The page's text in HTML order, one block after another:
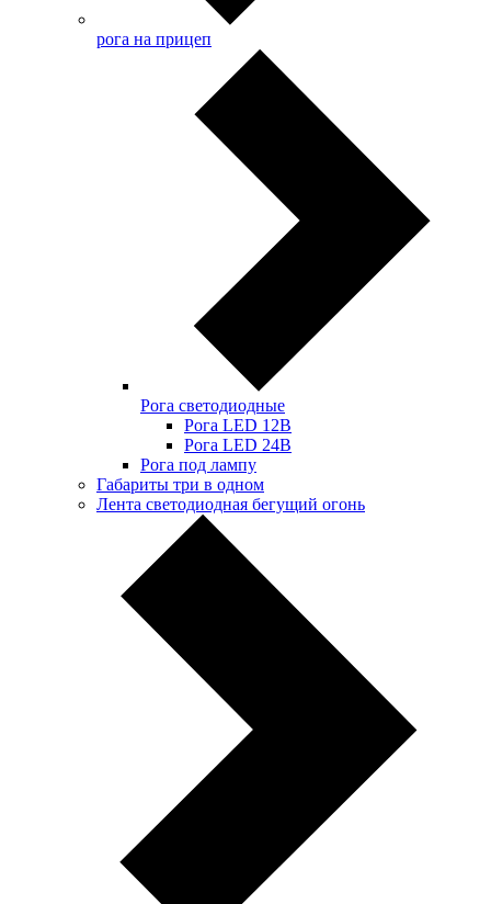
рога на прицеп
Рога светодиодные
Рога LED 12В
Рога LED 24В
Рога под лампу
Габариты три в одном
Лента светодиодная бегущий огонь